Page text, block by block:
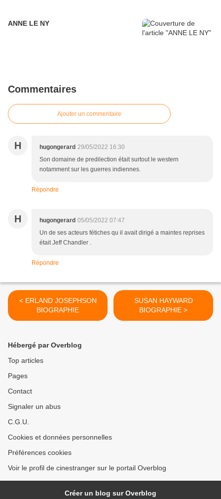
ANNE LE NY
Commentaires
Ajouter un commentaire
H hugongerard 29/05/2022 16:30
Son domaine de predilection était surtout le western
notamment sur les guerres indiennes.
Répondre
H hugongerard 05/05/2022 07:47
Un de ses acteurs fétiches qu il avait dirigé a maintes reprises
était Jeff Chandler .
Répondre
< ERLAND JOSEPHSON
BIOGRAPHIE
SUSAN HAYWARD
BIOGRAPHIE >
Hébergé par Overblog
Top articles
Pages
Contact
Signaler un abus
C.G.U.
Cookies et données personnelles
Préférences cookies
Voir le profil de cinestranger sur le portail Overblog
Créer un blog sur Overblog